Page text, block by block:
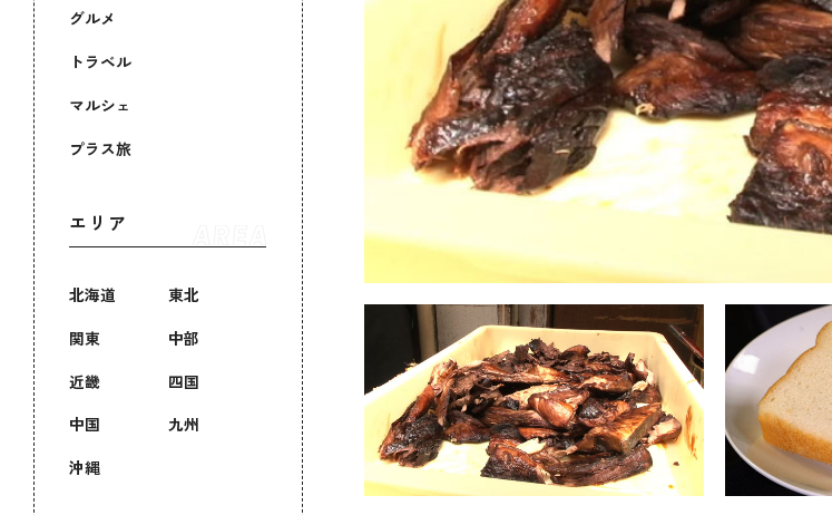
グルメ
トラベル
マルシェ
プラス旅
エリア
北海道
東北
関東
中部
近畿
四国
中国
九州
沖縄